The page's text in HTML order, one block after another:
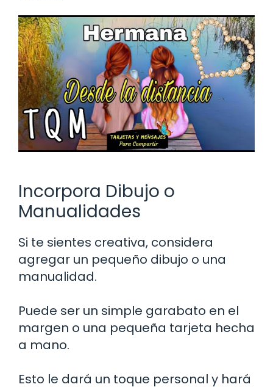
Incorpora Dibujo o
Manualidades
Si te sientes creativa, considera
agregar un pequeño dibujo o una
manualidad.
Puede ser un simple garabato en el
margen o una pequeña tarjeta hecha
a mano.
Esto le dará un toque personal y hará